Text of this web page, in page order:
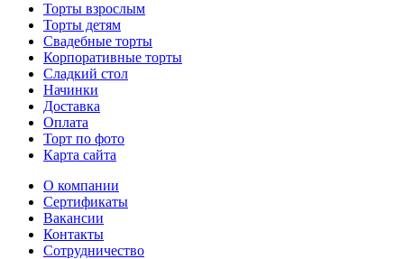
Торты взрослым
Торты детям
Свадебные торты
Корпоративные торты
Сладкий стол
Начинки
Доставка
Оплата
Торт по фото
Карта сайта
О компании
Сертификаты
Вакансии
Контакты
Сотрудничество